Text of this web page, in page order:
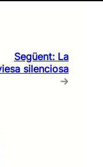
Següent: La
silenciosa
→